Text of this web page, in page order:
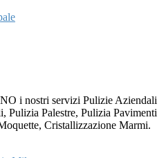
i nostri servizi Pulizie Aziendali
Palestre, Pulizia Pavimenti
Cristallizzazione Marmi.